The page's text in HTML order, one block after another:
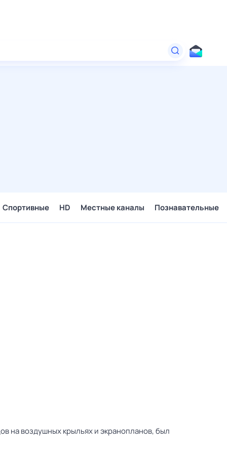
Спортивные HD Местные каналы Познавательные
на воздушных крыльях и экранопланов, был